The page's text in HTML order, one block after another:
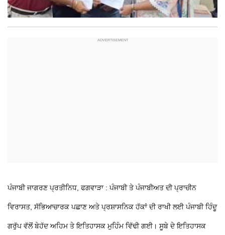
ਪੰਜਾਬੀ ਜਾਗਰਣ ਪ੍ਰਤੀਨਿਧ, ਫਗਵਾੜਾ : ਪੰਜਾਬੀ ਤੇ ਪੰਜਾਬੀਅਤ ਦੀ ਪ੍ਰਾਚੀਨ
ਵਿਰਾਸਤ, ਸੱਭਿਆਚਾਰਕ ਪਛਾਣ ਅਤੇ ਪ੍ਰਸ਼ਾਸਨਿਕ ਹੱਕਾਂ ਦੀ ਰਾਖੀ ਲਈ ਪੰਜਾਬੀ ਹਿੰਦੂ
ਗਰੁੱਪ ਵੱਲੋਂ ਬੇਹੱਦ ਅਹਿਮ ਤੇ ਇਤਿਹਾਸਕ ਮੁਹਿੰਮ ਵਿੱਢੀ ਗਈ। ਸੂਬੇ ਦੇ ਇਤਿਹਾਸਕ